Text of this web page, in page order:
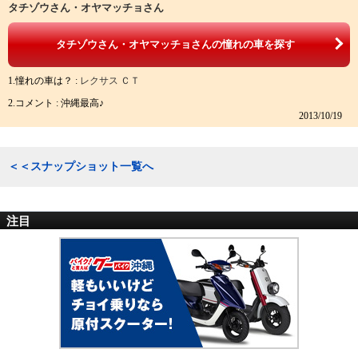
タチゾウさん・オヤマッチョさん
タチゾウさん・オヤマッチョさんの憧れの車を探す
1.憧れの車は？ : レクサス ＣＴ
2.コメント : 沖縄最高♪
2013/10/19
＜＜スナップショット一覧へ
注目